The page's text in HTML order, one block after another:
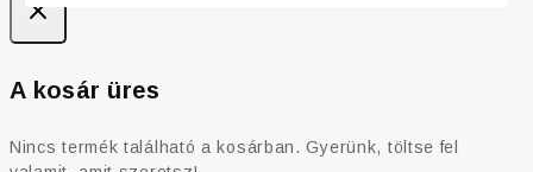
A kosár üres
Nincs termék található a kosárban. Gyerünk, töltse fel